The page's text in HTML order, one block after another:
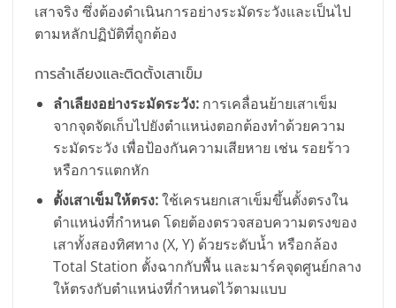
เสาจริง ซึ่งต้องดำเนินการอย่างระมัดระวังและเป็นไป
ตามหลักปฏิบัติที่ถูกต้อง
การลำเลียงและติดตั้งเสาเข็ม
ลำเลียงอย่างระมัดระวัง:การเคลื่อนย้ายเสาเข็ม
จากจุดจัดเก็บไปยังตำแหน่งตอกต้องทำด้วยความ
ระมัดระวัง เพื่อป้องกันความเสียหาย เช่น รอยร้าว
หรือการแตกหัก
ตั้งเสาเข็มให้ตรง:ใช้เครนยกเสาเข็มขึ้นตั้งตรงใน
ตำแหน่งที่กำหนด โดยต้องตรวจสอบความตรงของ
เสาทั้งสองทิศทาง (X, Y) ด้วยระดับน้ำ หรือกล้อง
Total Station ตั้งฉากกับพื้น และมาร์คจุดศูนย์กลาง
ให้ตรงกับตำแหน่งที่กำหนดไว้ตามแบบ